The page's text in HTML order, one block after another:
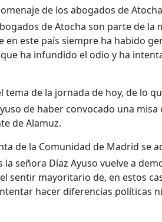
de los abogados de
de Atocha son parte de la
este país siempre ha habido
ha infundido el odio y ha
de la jornada de hoy, de lo
de haber convocado una misa
de Alamuz.
de la Comunidad de Madrid se
la señora Díaz Ayuso vuelve a
sentir mayoritario de, en estos
hacer diferencias políticas